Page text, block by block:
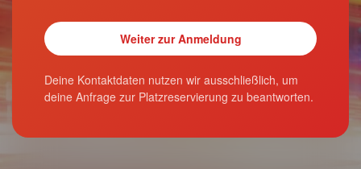
Deine Kontaktdaten nutzen wir ausschließlich, um
deine Anfrage zur Platzreservierung zu beantworten.